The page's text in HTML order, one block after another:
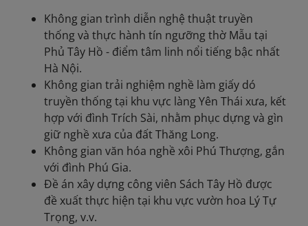
Không gian trình diễn nghệ thuật truyền
thống và thực hành tín ngưỡng thờ Mẫu tại
Phủ Tây Hồ - điểm tâm linh nổi tiếng bậc nhất
Hà Nội.
Không gian trải nghiệm nghề làm giấy dó
truyền thống tại khu vực làng Yên Thái xưa, kết
hợp với đình Trích Sài, nhằm phục dựng và gìn
giữ nghề xưa của đất Thăng Long.
Không gian văn hóa nghề xôi Phú Thượng, gắn
với đình Phú Gia.
Đề án xây dựng công viên Sách Tây Hồ được
đề xuất thực hiện tại khu vực vườn hoa Lý Tự
Trọng, v.v.